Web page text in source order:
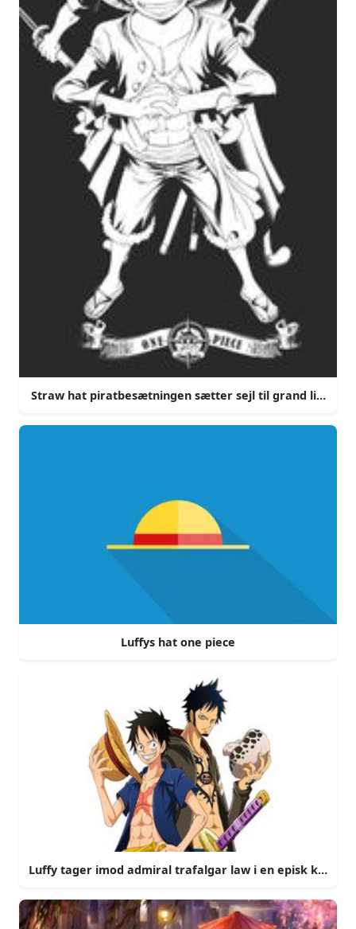
Straw hat piratbesætningen sætter sejl til grand line
Luffys hat one piece
Luffy tager imod admiral trafalgar law i en episk kamp